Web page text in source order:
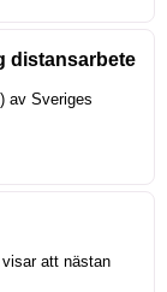
distansarbete
av Sveriges
att nästan